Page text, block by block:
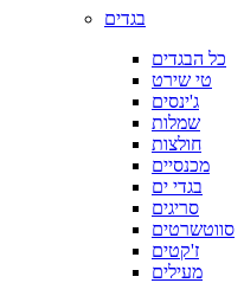
בגדים
כל הבגדים
טי שירט
ג'ינסים
שמלות
חולצות
מכנסיים
בגדי ים
סריגים
סווטשרטים
ז'קטים
מעילים